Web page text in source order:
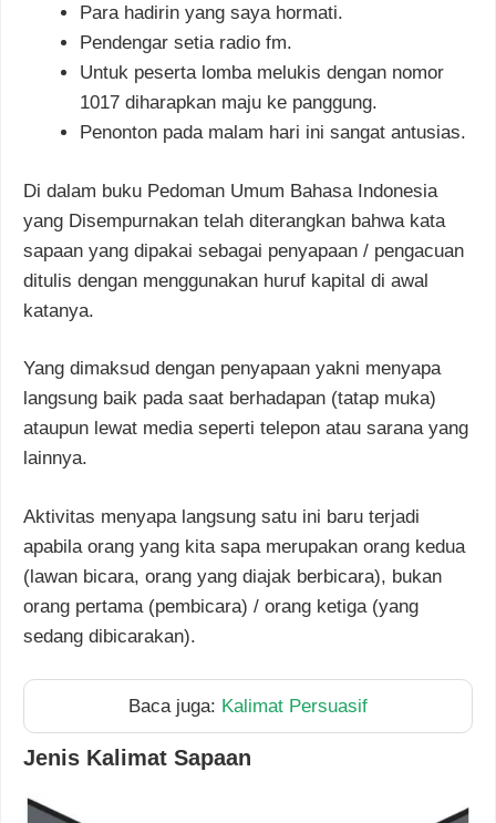
Para hadirin yang saya hormati.
Pendengar setia radio fm.
Untuk peserta lomba melukis dengan nomor
1017 diharapkan maju ke panggung.
Penonton pada malam hari ini sangat antusias.
Di dalam buku Pedoman Umum Bahasa Indonesia
yang Disempurnakan telah diterangkan bahwa kata
sapaan yang dipakai sebagai penyapaan / pengacuan
ditulis dengan menggunakan huruf kapital di awal
katanya.
Yang dimaksud dengan penyapaan yakni menyapa
langsung baik pada saat berhadapan (tatap muka)
ataupun lewat media seperti telepon atau sarana yang
lainnya.
Aktivitas menyapa langsung satu ini baru terjadi
apabila orang yang kita sapa merupakan orang kedua
(lawan bicara, orang yang diajak berbicara), bukan
orang pertama (pembicara) / orang ketiga (yang
sedang dibicarakan).
Baca juga: Kalimat Persuasif
Jenis Kalimat Sapaan